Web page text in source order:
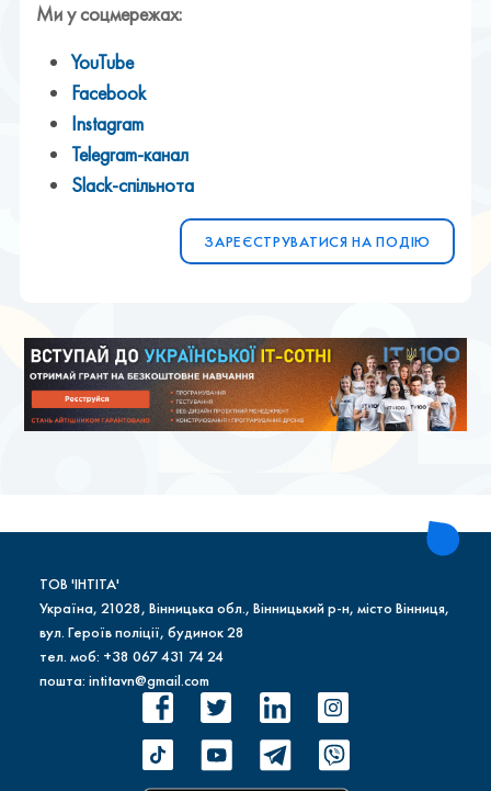
Ми у соцмережах:
YouTube
Facebook
Instagram
Telegram-канал
Slack-спільнота
ЗАРЕЄСТРУВАТИСЯ НА ПОДІЮ
ТОВ 'ІНТІТА'
Україна, 21028, Вінницька обл., Вінницький р-н, місто Вінниця,
вул. Героїв поліції, будинок 28
тел. моб: +38 067 431 74 24
пошта: intitavn@gmail.com